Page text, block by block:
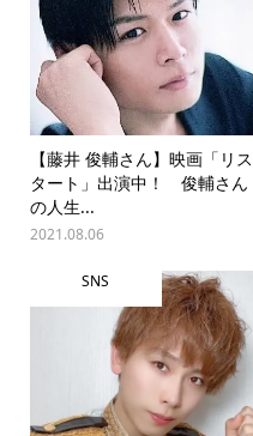
【藤井 俊輔さん】映画「リス
タート」出演中！ 俊輔さん
の人生...
2021.08.06
SNS